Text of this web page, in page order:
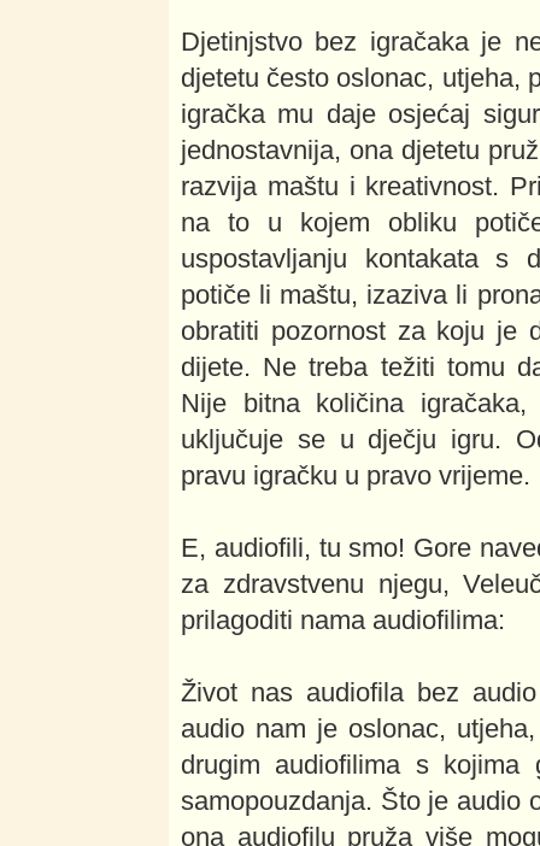
Djetinjstvo bez igračaka je
djetetu često oslonac, utjeha,
igračka mu daje osjećaj
jednostavnija, ona djetetu
razvija maštu i kreativnost.
na to u kojem obliku
uspostavljanju kontakata s
potiče li maštu, izaziva li
obratiti pozornost za koju je
dijete. Ne treba težiti tomu
Nije bitna količina
uključuje se u dječju igru.
pravu igračku u pravo vrijeme.
E, audiofili, tu smo! Gore
za zdravstvenu njegu,
prilagoditi nama audiofilima:
Život nas audiofila bez
audio nam je oslonac,
drugim audiofilima s kojima
samopouzdanja. Što je audio
ona audiofilu pruža više